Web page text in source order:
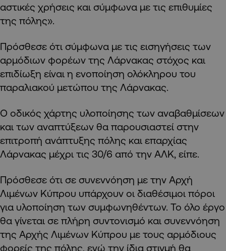
αστικές χρήσεις και σύμφωνα με τις επιθυμίες
της πόλης».
Πρόσθεσε ότι σύμφωνα με τις εισηγήσεις των
αρμόδιων φορέων της Λάρνακας στόχος και
επιδίωξη είναι η ενοποίηση ολόκληρου του
παραλιακού μετώπου της Λάρνακας.
Ο οδικός χάρτης υλοποίησης των αναβαθμίσεων
και των αναπτύξεων θα παρουσιαστεί στην
επιτροπή ανάπτυξης πόλης και επαρχίας
Λάρνακας μέχρι τις 30/6 από την ΑΛΚ, είπε.
Πρόσθεσε ότι σε συνεννόηση με την Αρχή
Λιμένων Κύπρου υπάρχουν οι διαθέσιμοι πόροι
για υλοποίηση των συμφωνηθέντων. Το όλο έργο
θα γίνεται σε πλήρη συντονισμό και συνεννόηση
της Αρχής Λιμένων Κύπρου με τους αρμόδιους
φορείς της πόλης, ενώ την ίδια στιγμή θα